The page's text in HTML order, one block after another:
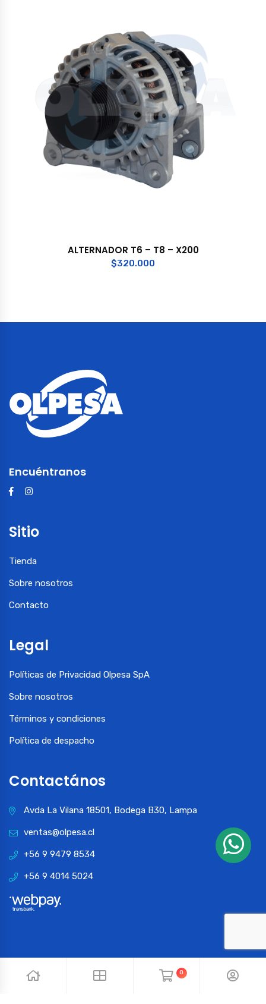
ALTERNADOR T6 – T8 – X200
$320.000
Encuéntranos
Sitio
Tienda
Sobre nosotros
Contacto
Legal
Políticas de Privacidad Olpesa SpA
Sobre nosotros
Términos y condiciones
Política de despacho
Contactános
Avda La Vilana 18501, Bodega B30, Lampa
ventas@olpesa.cl
+56 9 9479 8534
+56 9 4014 5024
0